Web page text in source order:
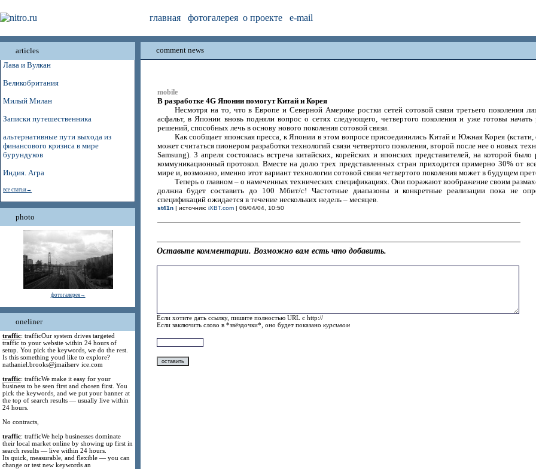
главная фотогалерея о проекте e-mail
articles
Лава и Вулкан
Великобритания
Милый Милан
Записки путешественника
альтернативные пути выхода из
финансового кризиса в мире
бурундуков
Индия. Агра
все статьи→
photo
фотогалерея→
oneliner
traffic: trafficOur system drives targeted
traffic to your website within 24 hours of
setup. You pick the keywords, we do the rest.
Is this something youd like to explore?
nathaniel.brooks@jmailserv ice.com
traffic: trafficWe make it easy for your
business to be seen first and chosen first. You
pick the keywords, and we put your banner at
the top of search results — usually live within
24 hours.
No contracts,
traffic: trafficWe help businesses dominate
their local market online by showing up first in
search results — live within 24 hours.
Its quick, measurable, and flexible — you can
change or test new keywords an
comment news
mobile
В разработке 4G Японии помогут Китай и Корея
Несмотря на то, что в Европе и Северной Америке ростки сетей сотовой связи третьего поколения
асфальт, в Японии вновь подняли вопрос о сетях следующего, четвертого поколения и уже готовы начать
решений, способных лечь в основу нового поколения сотовой связи.
Как сообщает японская пресса, к Японии в этом вопросе присоединились Китай и Южная Корея
может считаться пионером разработки технологий связи четвертого поколения, второй после нее о новых
Samsung). 3 апреля состоялась встреча китайских, корейских и японских представителей, на которой
коммуникационный протокол. Вместе на долю трех представленных стран приходится примерно 30% от
мире и, возможно, именно этот вариант технологии сотовой связи четвертого поколения может в будущем
Теперь о главном – о намеченных технических спецификациях. Они поражают воображение своим
должна будет составить до 100 Мбит/с! Частотные диапазоны и конкретные реализации пока не
спецификаций ожидается в течение нескольких недель – месяцев.
st41n| источник: iXBT.com| 06/04/04, 10:50
Оставьте комментарии. Возможно вам есть что добавить.
Если хотите дать ссылку, пишите полностью URL с http://
Если заключить слово в *звёздочки*, оно будет показанокурсивом